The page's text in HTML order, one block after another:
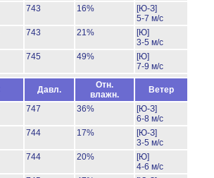
743 16%
[Ю-З]
5-7 м/с
743 21%
[Ю]
3-5 м/с
745 49%
[Ю]
7-9 м/с
Давл.
Отн.
влажн.
Ветер
747 36%
[Ю-З]
6-8 м/с
744 17%
[Ю-З]
3-5 м/с
744 20%
[Ю]
4-6 м/с